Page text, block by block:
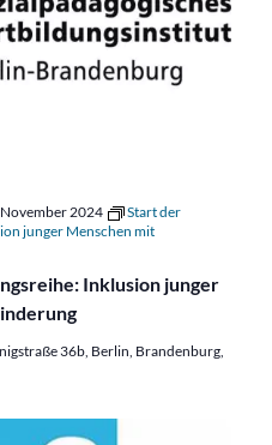
Inklusion junger
2024
Start der
junger Menschen mit
36b, Berlin, Brandenburg,